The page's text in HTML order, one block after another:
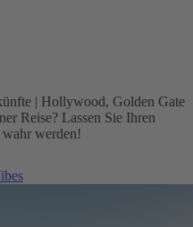
| Hollywood, Golden Gate
Reise? Lassen Sie Ihren
werden!